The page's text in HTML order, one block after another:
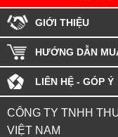
GIỚI THIỆU
HƯỚNG DẪN
LIÊN HỆ - GÓP Ý
CÔNG TY TNHH
VIỆT NAM